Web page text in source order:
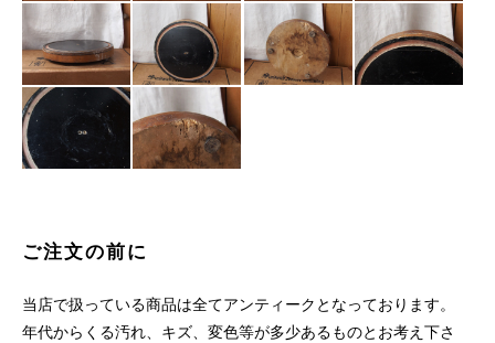
ご注文の前に
当店で扱っている商品は全てアンティークとなっております。
年代からくる汚れ、キズ、変色等が多少あるものとお考え下さ